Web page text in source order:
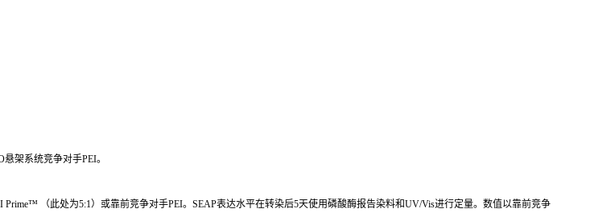
架系统竞争对手PEI。
（此处为5:1）或靠前竞争对手PEI。SEAP表达水平在转染后5天使用磷酸酶报告染料和UV/Vis进行定量。数值以靠前竞争